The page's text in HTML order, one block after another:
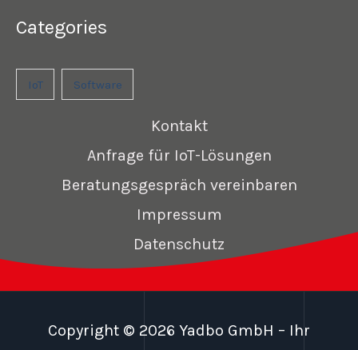
Categories
IoT Software
Kontakt
Anfrage für IoT-Lösungen
Beratungsgespräch vereinbaren
Impressum
Datenschutz
Copyright © 2026 Yadbo GmbH – Ihr